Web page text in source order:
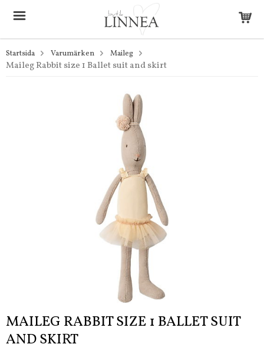
Startsida Varumärken Maileg
Maileg Rabbit size 1 Ballet suit and skirt
MAILEG RABBIT SIZE 1 BALLET SUIT
AND SKIRT